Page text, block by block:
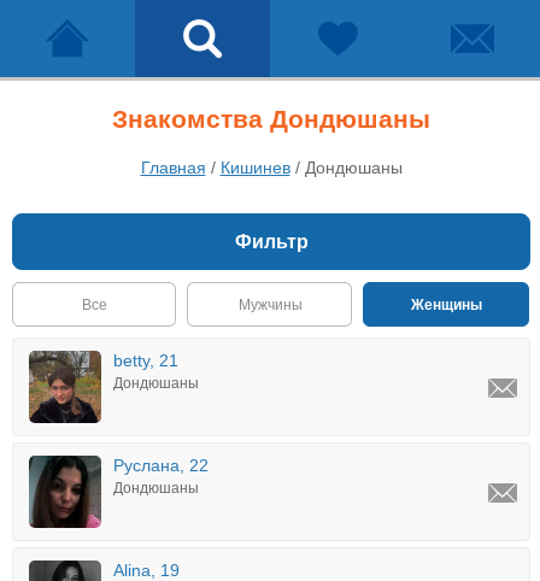
Знакомства Дондюшаны
Главная / Кишинев/ Дондюшаны
Фильтр
Все Мужчины Женщины
betty, 21
Дондюшаны
Руслана, 22
Дондюшаны
Alina, 19